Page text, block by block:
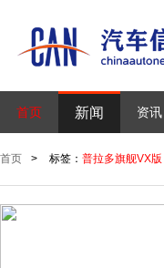
首页 新闻 资讯
首页 > 标签： 普拉多旗舰VX版